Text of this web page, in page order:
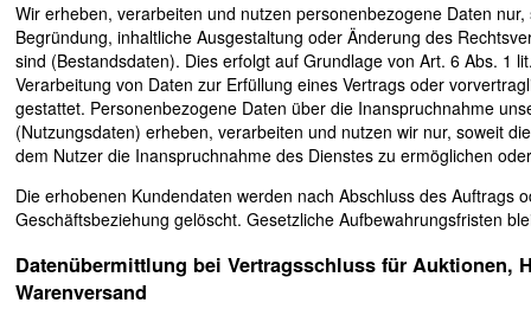
Wir erheben, verarbeiten und nutzen personenbezogene Daten
Begründung, inhaltliche Ausgestaltung oder Änderung des
sind (Bestandsdaten). Dies erfolgt auf Grundlage von Art. 6 Abs. 1
Verarbeitung von Daten zur Erfüllung eines Vertrags oder
gestattet. Personenbezogene Daten über die Inanspruchnahme
(Nutzungsdaten) erheben, verarbeiten und nutzen wir nur, soweit
dem Nutzer die Inanspruchnahme des Dienstes zu ermöglichen
Die erhobenen Kundendaten werden nach Abschluss des Auftrags
Geschäftsbeziehung gelöscht. Gesetzliche Aufbewahrungsfristen
Datenübermittlung bei Vertragsschluss für Auktionen,
Warenversand